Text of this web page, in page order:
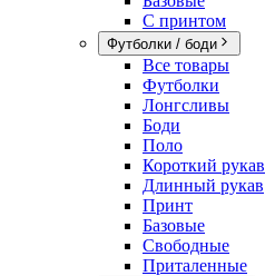
С принтом
Футболки / боди
Все товары
Футболки
Лонгсливы
Боди
Поло
Короткий рукав
Длинный рукав
Принт
Базовые
Свободные
Приталенные